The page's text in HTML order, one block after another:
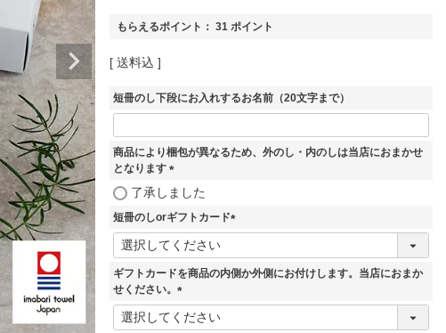
もらえるポイント： 31 ポイント
送料込
短冊のし下段にお入れするお名前（20文字まで）
商品により梱包が異なるため、外のし・内のしは当店におまかせ
となります
(
須
)
了承しました
短冊のしorギフトカード
(
須
ギフトカードを商品の内側か外側にお付けします。当店におまか
せください。
(
必